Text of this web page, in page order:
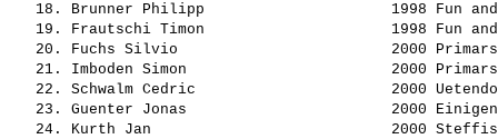
   18.
Brunner Philipp
1998 Fun
   19.
Frautschi Timon
1998 Fun
   20.
Fuchs Silvio
2000
   21.
Imboden Simon
2000
   22.
Schwalm Cedric
2000
   23.
Guenter Jonas
2000
   24.
Kurth Jan
2000